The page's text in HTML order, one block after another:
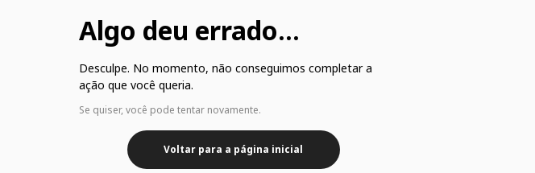
Algo deu errado...
Desculpe. No momento, não conseguimos completar a
ação que você queria.
Se quiser, você pode tentar novamente.
Voltar para a página inicial